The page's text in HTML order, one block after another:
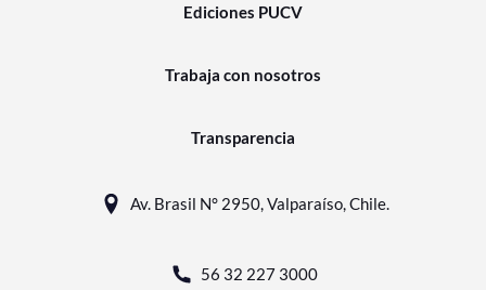
Ediciones PUCV
Trabaja con nosotros
Transparencia
Av. Brasil N° 2950, Valparaíso, Chile.
56 32 227 3000